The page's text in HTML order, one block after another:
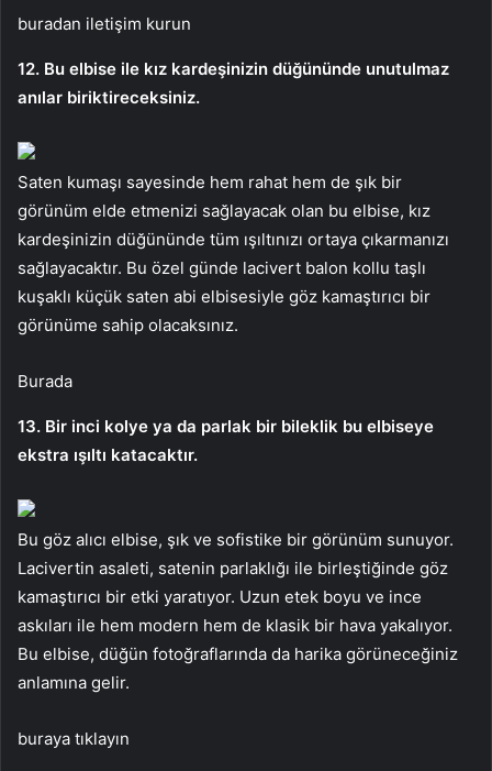
buradan iletişim kurun
12. Bu elbise ile kız kardeşinizin düğününde unutulmaz
anılar biriktireceksiniz.
Saten kumaşı sayesinde hem rahat hem de şık bir
görünüm elde etmenizi sağlayacak olan bu elbise, kız
kardeşinizin düğününde tüm ışıltınızı ortaya çıkarmanızı
sağlayacaktır. Bu özel günde lacivert balon kollu taşlı
kuşaklı küçük saten abi elbisesiyle göz kamaştırıcı bir
görünüme sahip olacaksınız.
Burada
13. Bir inci kolye ya da parlak bir bileklik bu elbiseye
ekstra ışıltı katacaktır.
Bu göz alıcı elbise, şık ve sofistike bir görünüm sunuyor.
Lacivertin asaleti, satenin parlaklığı ile birleştiğinde göz
kamaştırıcı bir etki yaratıyor. Uzun etek boyu ve ince
askıları ile hem modern hem de klasik bir hava yakalıyor.
Bu elbise, düğün fotoğraflarında da harika görüneceğiniz
anlamına gelir.
buraya tıklayın